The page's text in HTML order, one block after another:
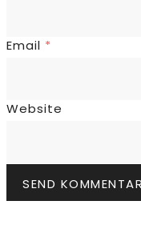
Email *
Website